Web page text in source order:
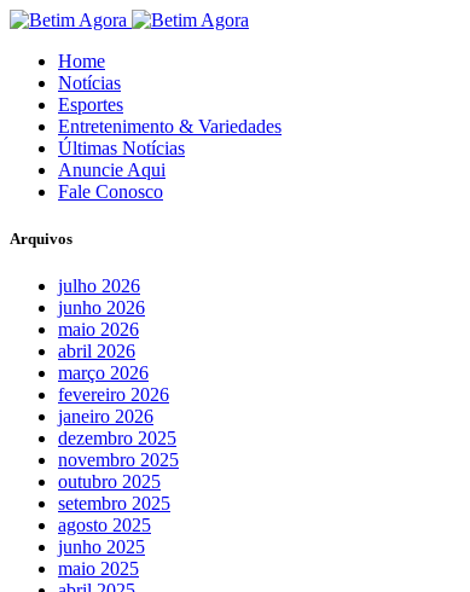
Home
Notícias
Esportes
Entretenimento & Variedades
Últimas Notícias
Anuncie Aqui
Fale Conosco
Arquivos
julho 2026
junho 2026
maio 2026
abril 2026
março 2026
fevereiro 2026
janeiro 2026
dezembro 2025
novembro 2025
outubro 2025
setembro 2025
agosto 2025
junho 2025
maio 2025